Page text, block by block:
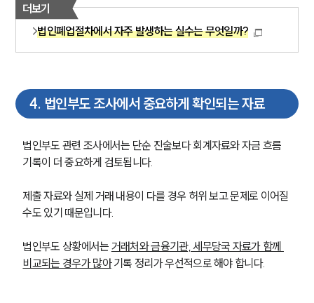
고객의 소리
통합검색
AI대륜
주요 업무사례
사례분석/최신동향
법률정보
법률지식인
고객후기
기업회생파산그룹 업무
전체
더보기
법인폐업절차에서 자주 발생하는 실수는 무엇일까?
4. 법인부도 조사에서 중요하게 확인되는 자료
법인부도 관련 조사에서는 단순 진술보다 회계자료와 자금 흐름
기록이 더 중요하게 검토됩니다.
제출 자료와 실제 거래 내용이 다를 경우 허위 보고 문제로 이어질
수도 있기 때문입니다.
법인부도 상황에서는 거래처와 금융기관, 세무당국 자료가 함께
비교되는 경우가 많아 기록 정리가 우선적으로 해야 합니다.